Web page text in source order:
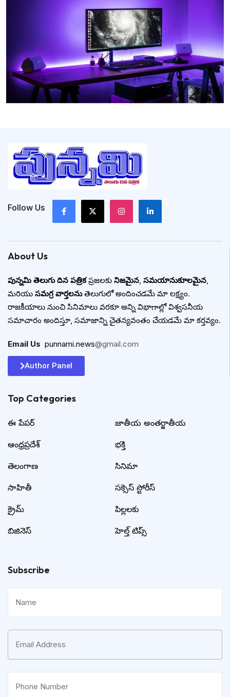
Follow Us
About Us
పున్నమి తెలుగు దిన పత్రికప్రజలకు నిజమైన, సమయానుకూలమైన,
మరియు సమగ్ర వార్తలనుతెలుగులో అందించడమే మా లక్ష్యం.
రాజకీయాలు నుంచి సినిమాలు వరకూ అన్ని విభాగాల్లో విశ్వసనీయ
సమాచారం అందిస్తూ, సమాజాన్ని చైతన్యవంతం చేయడమే మా కర్తవ్యం.
Email Us punnami.news@gmail.com
Author Panel
Top Categories​
ఈ పేపర్
ఆంధ్రప్రదేశ్
తెలంగాణ
సాహితీ
క్రైమ్
బిజినెస్
జాతీయ అంతర్జాతీయ
భక్తి
సినిమా
సక్సెస్ స్టోరీస్
పిల్లలకు
హెల్త్ టిప్స్
Subscribe